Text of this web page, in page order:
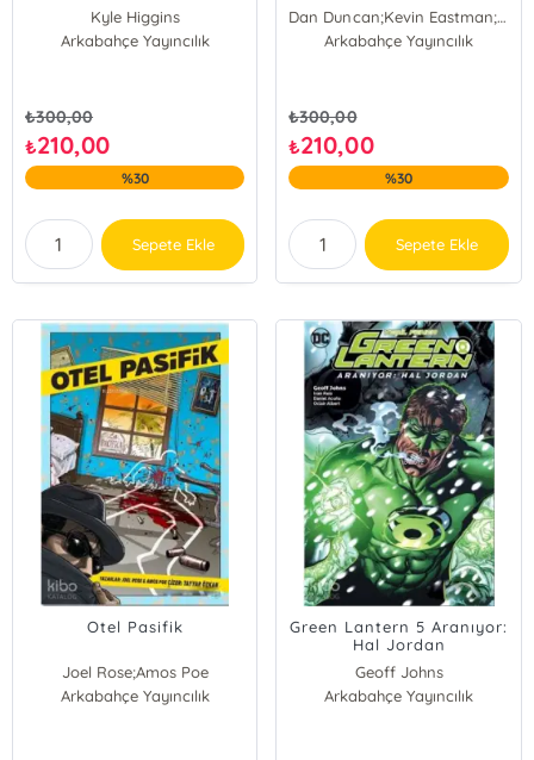
Kyle Higgins
Arkabahçe Yayıncılık
₺300,00
₺210,00
%30
Sepete Ekle
Dan Duncan;Kevin Eastman;Tom Waitz
Arkabahçe Yayıncılık
₺300,00
₺210,00
%30
Sepete Ekle
Otel Pasifik
Joel Rose;Amos Poe
Arkabahçe Yayıncılık
Green Lantern 5 Aranıyor:
Hal Jordan
Geoff Johns
Arkabahçe Yayıncılık